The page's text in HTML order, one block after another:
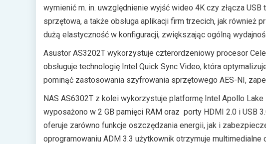
wymienić m. in. uwzględnienie wyjść wideo 4K czy złącza
sprzętowa, a także obsługa aplikacji firm trzecich, jak również
dużą elastyczność w konfiguracji, zwiększając ogólną
Asustor AS3202T wykorzystuje czterordzeniowy procesor
obsługuje technologię Intel Quick Sync Video, która
pominąć zastosowania szyfrowania sprzętowego AES-NI,
NAS AS6302T z kolei wykorzystuje platformę Intel Apollo
wyposażono w 2 GB pamięci RAM oraz porty HDMI 2.0 i USB
oferuje zarówno funkcje oszczędzania energii, jak i
oprogramowaniu ADM 3.3 użytkownik otrzymuje